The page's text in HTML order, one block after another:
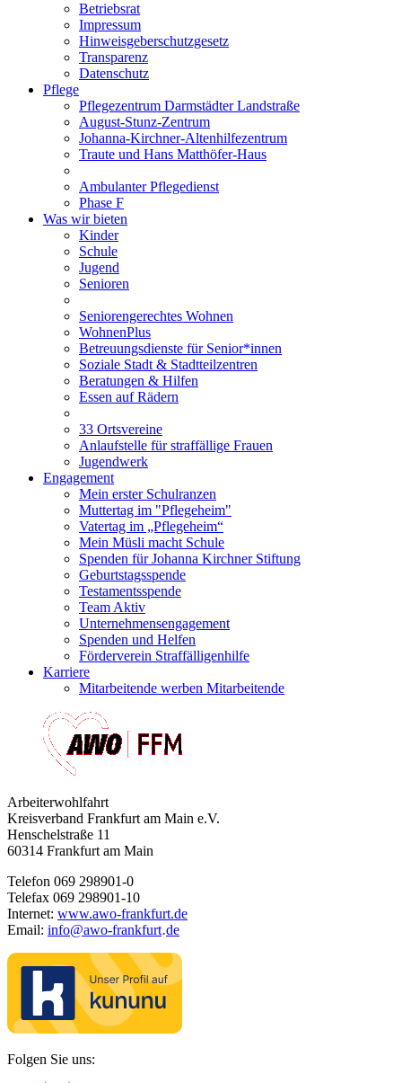
Betriebsrat
Impressum
Hinweisgeberschutzgesetz
Transparenz
Datenschutz
Pflege
Pflegezentrum Darmstädter Landstraße
August-Stunz-Zentrum
Johanna-Kirchner-Altenhilfezentrum
Traute und Hans Matthöfer-Haus
Ambulanter Pflegedienst
Phase F
Was wir bieten
Kinder
Schule
Jugend
Senioren
Seniorengerechtes Wohnen
WohnenPlus
Betreuungsdienste für Senior*innen
Soziale Stadt & Stadtteilzentren
Beratungen & Hilfen
Essen auf Rädern
33 Ortsvereine
Anlaufstelle für straffällige Frauen
Jugendwerk
Engagement
Mein erster Schulranzen
Muttertag im "Pflegeheim"
Vatertag im „Pflegeheim“
Mein Müsli macht Schule
Spenden für Johanna Kirchner Stiftung
Geburtstagsspende
Testamentsspende
Team Aktiv
Unternehmensengagement
Spenden und Helfen
Förderverein Straffälligenhilfe
Karriere
Mitarbeitende werben Mitarbeitende
Arbeiterwohlfahrt
Kreisverband Frankfurt am Main e.V.
Henschelstraße 11
60314 Frankfurt am Main
Telefon 069 298901-0
Telefax 069 298901-10
Internet: www.awo-frankfurt.de
Email: info@awo-frankfurt·de
Folgen Sie uns: